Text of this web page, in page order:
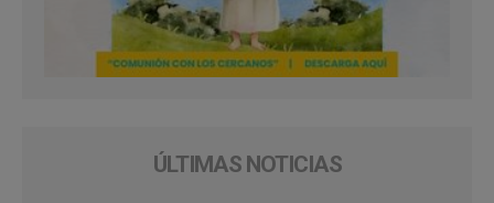
ÚLTIMAS NOTICIAS